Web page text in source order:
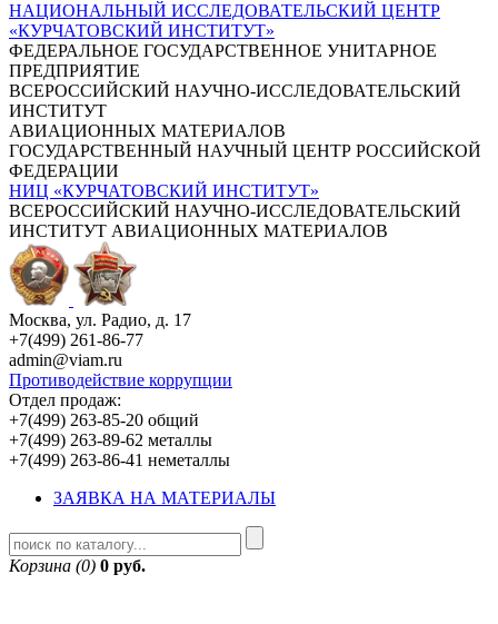
НАЦИОНАЛЬНЫЙ ИССЛЕДОВАТЕЛЬСКИЙ ЦЕНТР
«КУРЧАТОВСКИЙ ИНСТИТУТ»
ФЕДЕРАЛЬНОЕ ГОСУДАРСТВЕННОЕ УНИТАРНОЕ
ПРЕДПРИЯТИЕ
ВСЕРОССИЙСКИЙ НАУЧНО-ИССЛЕДОВАТЕЛЬСКИЙ
ИНСТИТУТ
АВИАЦИОННЫХ МАТЕРИАЛОВ
ГОСУДАРСТВЕННЫЙ НАУЧНЫЙ ЦЕНТР РОССИЙСКОЙ
ФЕДЕРАЦИИ
НИЦ «КУРЧАТОВСКИЙ ИНСТИТУТ»
ВСЕРОССИЙСКИЙ НАУЧНО-ИССЛЕДОВАТЕЛЬСКИЙ
ИНСТИТУТ АВИАЦИОННЫХ МАТЕРИАЛОВ
Москва, ул. Радио, д. 17
+7(499) 261-86-77
admin@viam.ru
Противодействие коррупции
Отдел продаж:
+7(499) 263-85-20 общий
+7(499) 263-89-62 металлы
+7(499) 263-86-41 неметаллы
ЗАЯВКА НА МАТЕРИАЛЫ
Корзина (0) 0 руб.